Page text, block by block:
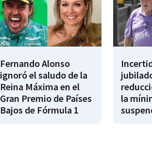
Fernando Alonso
ignoró el saludo de la
Reina Máxima en el
Gran Premio de Países
Bajos de Fórmula 1
la